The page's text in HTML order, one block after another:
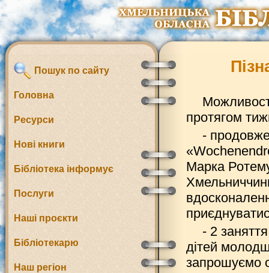
Пошук по сайту
Головна
Ресурси
Нові книги
Бібліотека інформує
Послуги
Наші проєкти
Бібліотекарю
Наш регіон
протягом
-
Марка
- 2
дітей
запрошуємо